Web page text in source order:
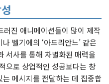
진 애니메이션들이 많이 제작
벨기에의 ‘아드리안느’ 같은
서사를 통해 차별화된 매력을
으로 상업적인 성공보다는 창
메시지를 전달하는 데 집중합